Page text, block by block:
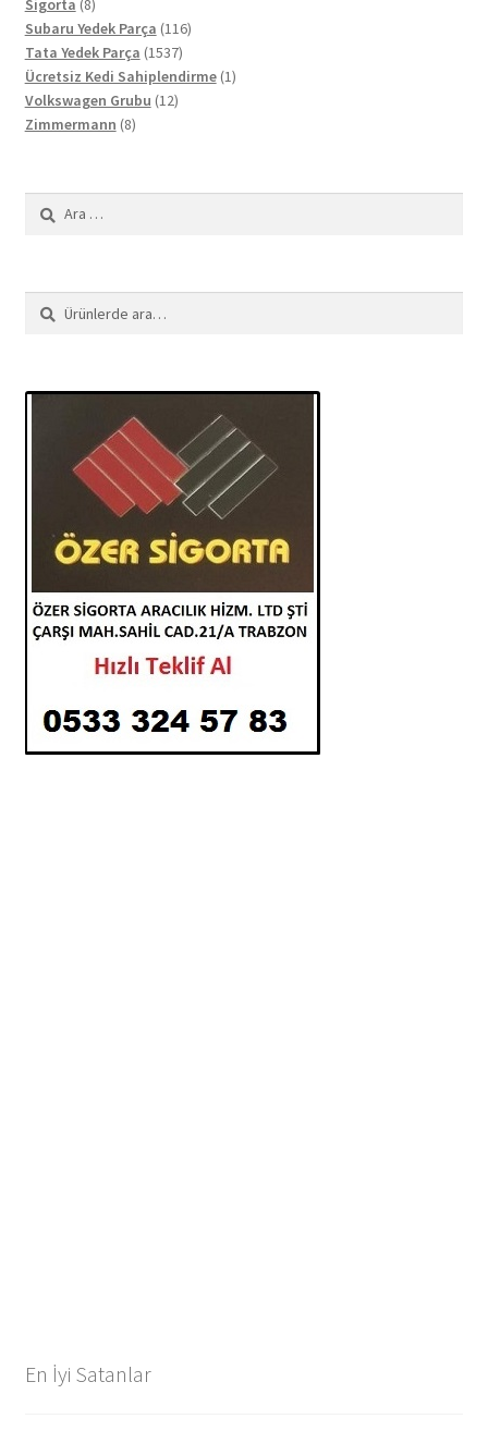
Sigorta 8
ürün
Subaru Yedek Parça 116116
Tata Yedek Parça 15371537
ürün
Ücretsiz Kedi Sahiplendirme 11
Volkswagen Grubu 1212
Zimmermann 88
Arama:
Ara:
Ara
En İyi Satanlar